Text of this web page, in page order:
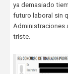
ya demasiado
futuro laboral sin
Administraciones
triste.